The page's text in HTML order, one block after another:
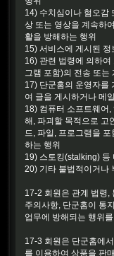
14) 수치심이나 혐오감
상 또는 영상을 계속하
활을 방해하는 행위
15) 서비스에 게시된 정
16) 관련 법령에 의하
그램 포함)의 전송 또는
17) 단군홈의 운영자를
여 글을 게시하거나 메
18) 컴퓨터 소프트웨어
해, 파괴할 목적으로 고
드, 파일, 프로그램을
하는 행위
19) 스토킹(stalking) 등
20) 기타 불법적이거나
17-2 회원은 관계 법령,
주의사항, 단군홈이 통
업무에 방해되는 행위
17-3 회원은 단군홈에
를 이용하여 상품을 판